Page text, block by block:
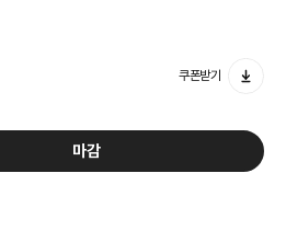
쿠폰받기
마감